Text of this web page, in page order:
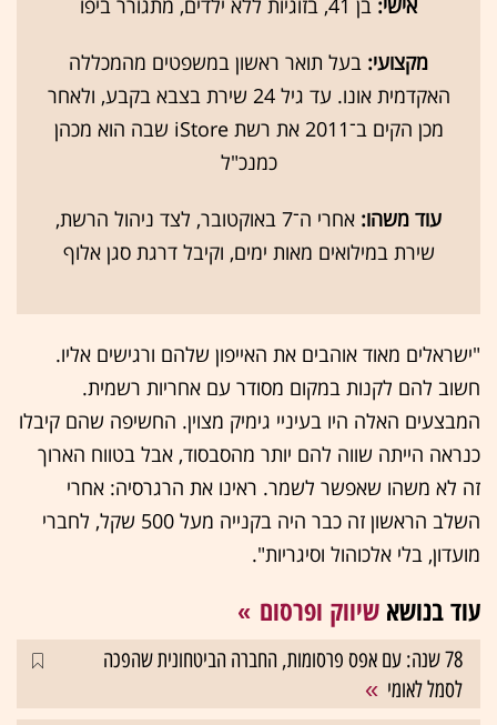
אישי: בן 41, בזוגיות ללא ילדים, מתגורר ביפו
מקצועי: בעל תואר ראשון במשפטים מהמכללה
האקדמית אונו. עד גיל 24 שירת בצבא בקבע, ולאחר
מכן הקים ב־2011 את רשת iStore שבה הוא מכהן
כמנכ"ל
עוד משהו:
אחרי ה־7 באוקטובר, לצד ניהול הרשת,
שירת במילואים מאות ימים, וקיבל דרגת סגן אלוף
"ישראלים מאוד אוהבים את האייפון שלהם ורגישים אליו.
חשוב להם לקנות במקום מסודר עם אחריות רשמית.
המבצעים האלה היו בעיניי גימיק מצוין. החשיפה שהם קיבלו
כנראה הייתה שווה להם יותר מהסבסוד, אבל בטווח הארוך
זה לא משהו שאפשר לשמר. ראינו את הרגרסיה: אחרי
השלב הראשון זה כבר היה בקנייה מעל 500 שקל, לחברי
מועדון, בלי אלכוהול וסיגריות".
עוד בנושא שיווק ופרסום
78 שנה: עם אפס פרסומות, החברה הביטחונית שהפכה
לסמל לאומי